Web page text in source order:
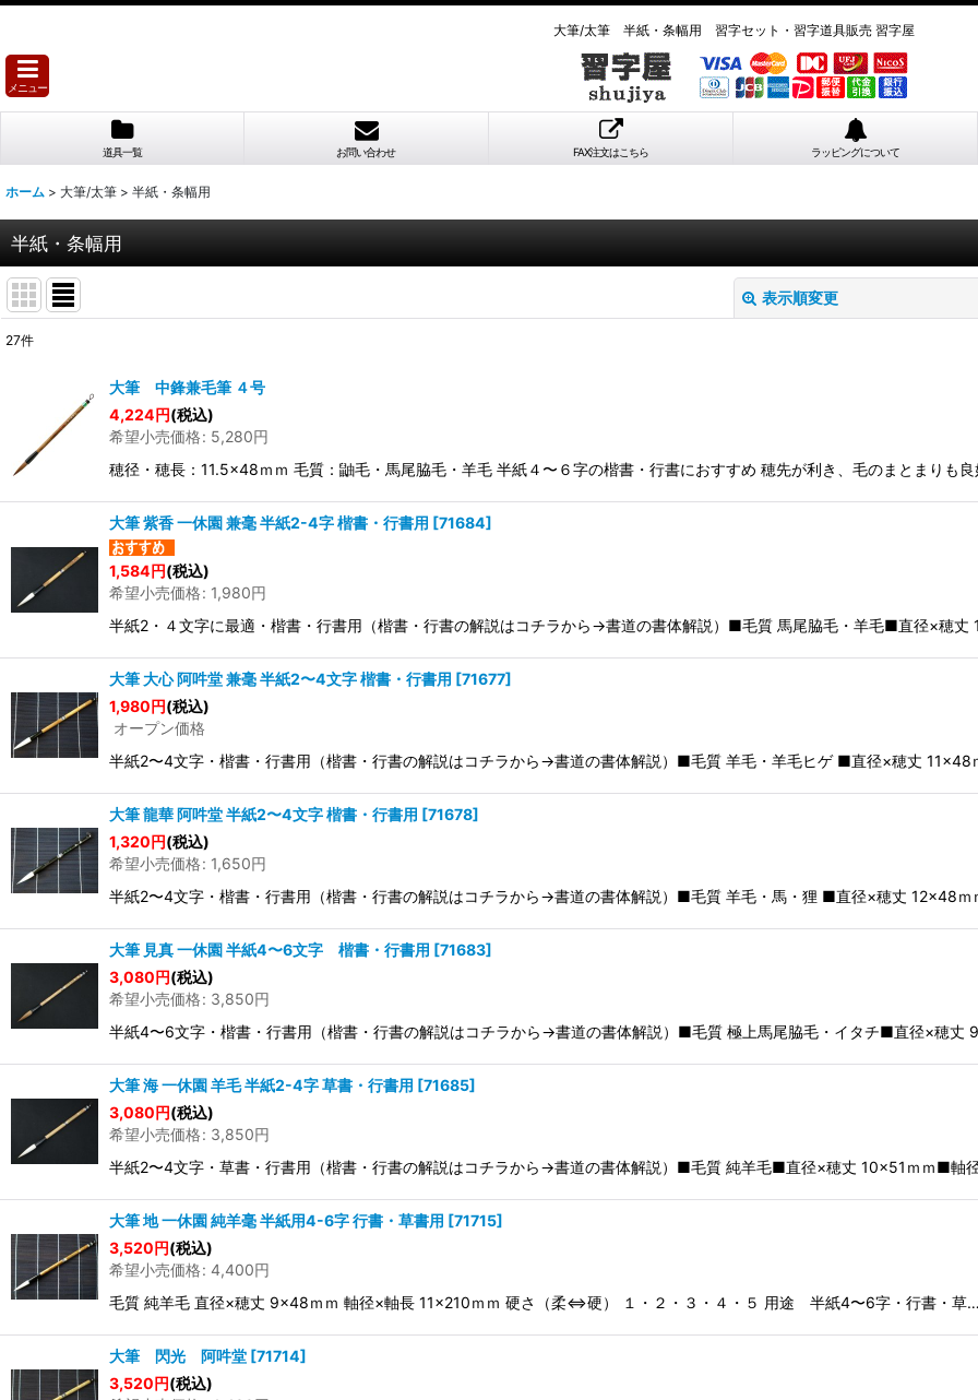
大筆/太筆 半紙・条幅用 習字セット・習字道具販売 習字屋
メニュー
道具一覧 お問い合わせ FAX注文はこちら ラッピングについて
ホーム > 大筆/太筆 > 半紙・条幅用
半紙・条幅用
表示順変更
並び順:
絞り込む
27件
大筆 中鋒兼毛筆 ４号
4,224円(税込)
希望小売価格: 5,280円
穂径・穂長：11.5×48ｍｍ 毛質：鼬毛・馬尾脇毛・羊毛 半紙４〜６字の楷書・行書におすすめ 穂先が利き、毛のまとまりも良
大筆 紫香 一休園 兼毫 半紙2-4字 楷書・行書用 [71684]
1,584円(税込)
希望小売価格: 1,980円
半紙2・４文字に最適・楷書・行書用（楷書・行書の解説はコチラから→書道の書体解説）■毛質 馬尾脇毛・羊毛■直径×穂
大筆 大心 阿吽堂 兼毫 半紙2〜4文字 楷書・行書用 [71677]
1,980円(税込)
オープン価格
半紙2〜4文字・楷書・行書用（楷書・行書の解説はコチラから→書道の書体解説）■毛質 羊毛・羊毛ヒゲ ■直径×穂丈
大筆 龍華 阿吽堂 半紙2〜4文字 楷書・行書用 [71678]
1,320円(税込)
希望小売価格: 1,650円
半紙2〜4文字・楷書・行書用（楷書・行書の解説はコチラから→書道の書体解説）■毛質 羊毛・馬・狸 ■直径×穂丈 12×48
大筆 見真 一休園 半紙4〜6文字 楷書・行書用 [71683]
3,080円(税込)
希望小売価格: 3,850円
半紙4〜6文字・楷書・行書用（楷書・行書の解説はコチラから→書道の書体解説）■毛質 極上馬尾脇毛・イタチ■直径×穂
大筆 海 一休園 羊毛 半紙2-4字 草書・行書用 [71685]
3,080円(税込)
希望小売価格: 3,850円
半紙2〜4文字・草書・行書用（楷書・行書の解説はコチラから→書道の書体解説）■毛質 純羊毛■直径×穂丈 10×51ｍｍ■軸
大筆 地 一休園 純羊毫 半紙用4-6字 行書・草書用 [71715]
3,520円(税込)
希望小売価格: 4,400円
毛質 純羊毛 直径×穂丈 9×48ｍｍ 軸径×軸長 11×210ｍｍ 硬さ（柔⇔硬） １・２・３・４・５ 用途 半紙4〜6字・行書・草…
大筆 閃光 阿吽堂 [71714]
3,520円(税込)